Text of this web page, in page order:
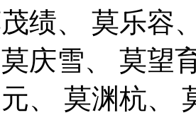
绩、
莫乐容
莫庆雪、
莫望
、 莫渊杭、